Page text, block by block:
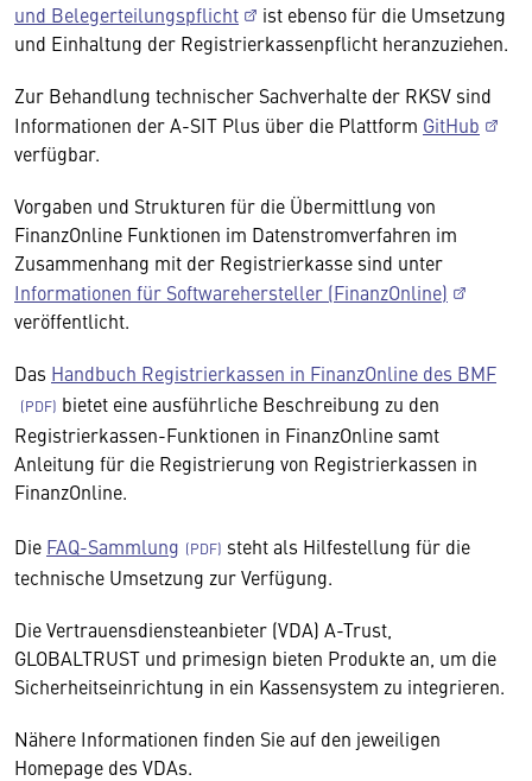
und Belegerteilungspflicht
ist ebenso für die Umsetzung
und Einhaltung der Registrierkassenpflicht heranzuziehen.
Zur Behandlung technischer Sachverhalte der RKSV sind
Informationen der A-SIT Plus über die Plattform GitHub
verfügbar.
Vorgaben und Strukturen für die Übermittlung von
FinanzOnline Funktionen im Datenstromverfahren im
Zusammenhang mit der Registrierkasse sind unter
Informationen für Softwarehersteller (FinanzOnline)
veröffentlicht.
Das Handbuch Registrierkassen in FinanzOnline des BMF
bietet eine ausführliche Beschreibung zu den
Registrierkassen-Funktionen in FinanzOnline samt
Anleitung für die Registrierung von Registrierkassen in
FinanzOnline.
Die FAQ-Sammlung
steht als Hilfestellung für die
technische Umsetzung zur Verfügung.
Die Vertrauensdiensteanbieter (VDA) A-Trust,
GLOBALTRUST und primesign bieten Produkte an, um die
Sicherheitseinrichtung in ein Kassensystem zu integrieren.
Nähere Informationen finden Sie auf den jeweiligen
Homepage des VDAs.